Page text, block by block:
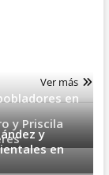
Ver más
en
y Priscila
y
en